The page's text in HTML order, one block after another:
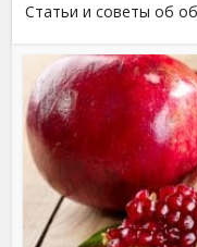
Статьи и советы об